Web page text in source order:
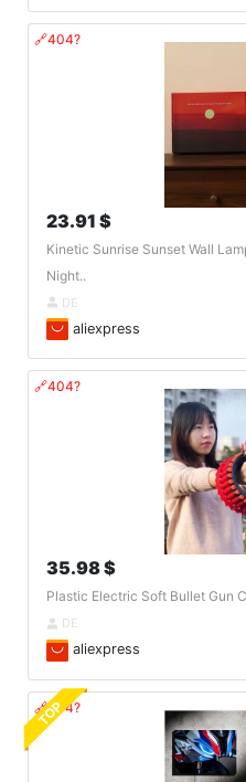
🔗404?
23.91 $
Kinetic Sunrise Sunset Wall
Night..
DE
aliexpress
🔗404?
35.98 $
Plastic Electric Soft Bullet Gun
DE
aliexpress
🔗404?
TOP